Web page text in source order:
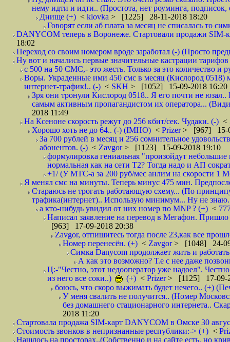
нему идти и идти.. (Простота, нет роуминга,
Днище (+) < klovka > [1225] 28-11-2018 18:20
Говорят если аб плата за месяц не списалась то
DANYCOM теперь в Воронеже. Стартовали продажи SIM-
18:02
Переход со своим номером вроде заработал (-) (Просто
Ну вот и начались первые значительные кастрации
с 500 на 50 СМС,- это жесть. Только за это количество и
Воры. Украденные ими 450 смс в месяц (Кислород 0518)
интернет-трафик!.. (-) < SKH > [1052] 15-09-2018 16:20
Зря они тронули Кислород 0518.. Я его почти не
самым активным пропагандистом их оператора...
2018 11:49
На Ксеноне скорость режут до 256 кбит/сек. Чудаки. (-) <
Хорошо хоть не до 64.. (-) (IMHO) < Prizer> [967] 15-
За 700 рублей в месяц и 256 сомнительное
абонентов. (-) < Zavgor> [1123] 15-09-2018 19:10
формулировка гениальная "произойдут небольшие
нормальная как на сети Т2? Тогда надо и АП
+1/ (У МТС-а за 200 руб/мес анлим на скорости 1
Я менял смс на минуты. Теперь минус 475 мин.
Стараюсь не трогать работающую схему... (По
трафика(интернет).. Использую минимум... Ну не
а кто-нибудь увидил от них номер по MNP ? (+) <
Написал заявление на перевод в Мегафон.
[963] 17-09-2018 20:38
Zavgor, отпишитесь тогда после 23,как все
Номер перенесён. (+) < Zavgor> [1048] 24-
Симка Danycom продолжает жить и
А как это возможно? Т.е с нее даже
Ц:-"Честно, этот недооператор уже надоел".
из него все соки..)
(+) < Prizer> [1125] 17-09-
боюсь, что скоро выжимать будет нечего.. (+)
У меня свалить не получится.. (Номер
без домашнего стационарного интернета..
2018 11:20
Стартовала продажа SIM-карт DANYCOM в Омске 30
Стоимость звонков в непризнанные республики:-> (+) <
Нашлось на просторах..(Собственно и на сайте есть, но